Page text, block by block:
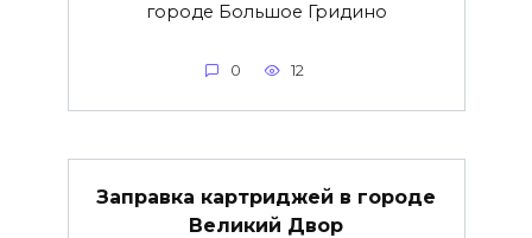
городе Большое Гридино
0 12
Заправка картриджей в городе
Великий Двор